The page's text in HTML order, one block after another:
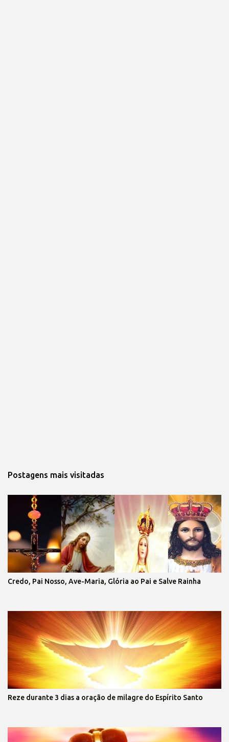
Postagens mais visitadas
Credo, Pai Nosso, Ave-Maria, Glória ao Pai e Salve Rainha
Reze durante 3 dias a oração de milagre do Espírito Santo